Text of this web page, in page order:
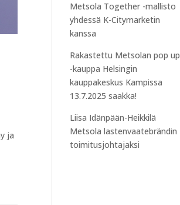
ja
Metsola Together -mallisto
yhdessä K-Citymarketin
kanssa
Rakastettu Metsolan pop up
-kauppa Helsingin
kauppakeskus Kampissa
13.7.2025 saakka!
Liisa Idänpään-Heikkilä
Metsola lastenvaatebrändin
toimitusjohtajaksi